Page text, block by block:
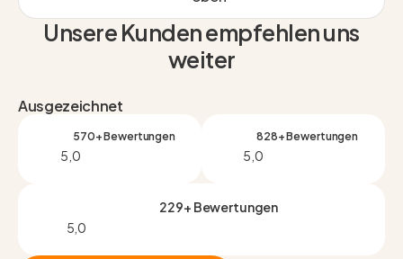
Unsere Kunden empfehlen uns
weiter
Ausgezeichnet
570+ Bewertungen
5,0
828+ Bewertungen
5,0
229+ Bewertungen
5,0